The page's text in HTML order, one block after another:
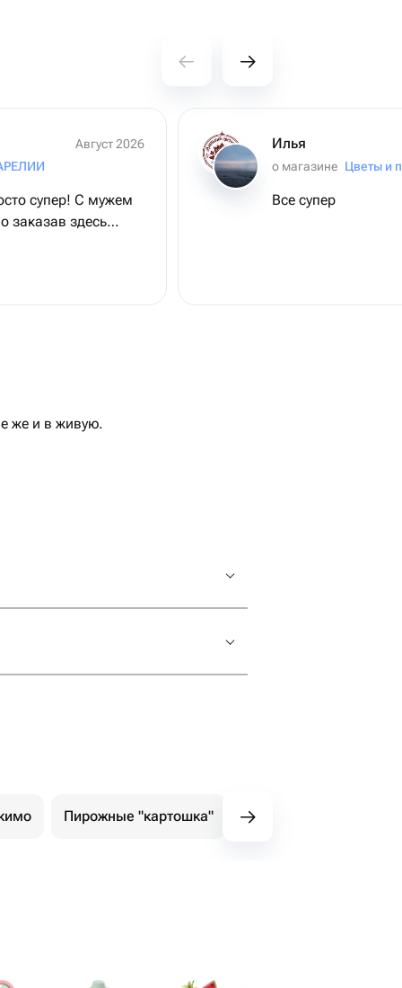
Август 2026
супер! С мужем
заказав здесь
Илья
о магазине Цветы и
Все супер
же и в живую.
Пирожные "картошка"